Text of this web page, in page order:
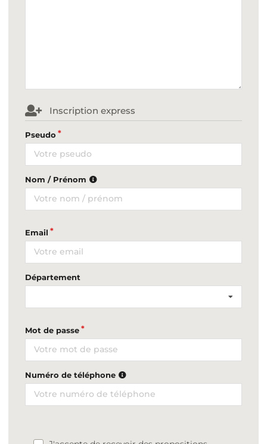
Inscription express
Pseudo
Nom / Prénom
Email
Département
Mot de passe
Numéro de téléphone